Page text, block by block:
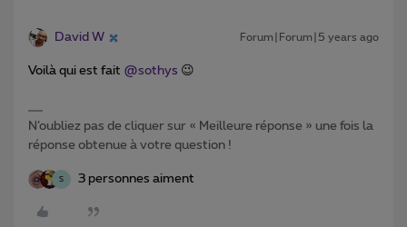
David W Forum|Forum|5 years ago
Voilà qui est fait @sothys 😉
N’oubliez pas de cliquer sur « Meilleure réponse » une fois la
réponse obtenue à votre question !
S 3 personnes aiment